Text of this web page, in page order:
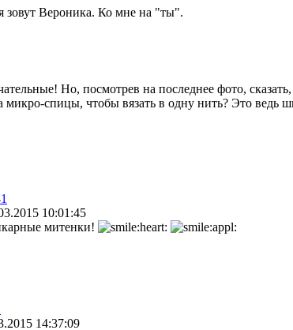
зовут Вероника. Ко мне на "ты".
Но, посмотрев на последнее фото, сказать,
микро-спицы, чтобы вязать в одну нить? Это ведь
10:01:45
митенки!
14:37:09